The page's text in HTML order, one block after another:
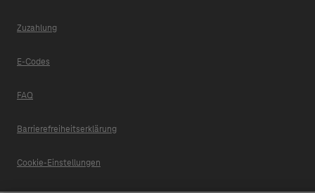
Zuzahlung
E-Codes
FAQ
Barrierefreiheitserklärung
Cookie-Einstellungen